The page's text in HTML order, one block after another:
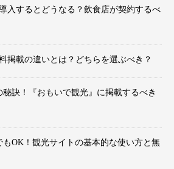
するとどうなる？飲食店が契約するべ
載の違いとは？どちらを選ぶべき？
訣！『おもいで観光』に掲載するべき
OK！観光サイトの基本的な使い方と無